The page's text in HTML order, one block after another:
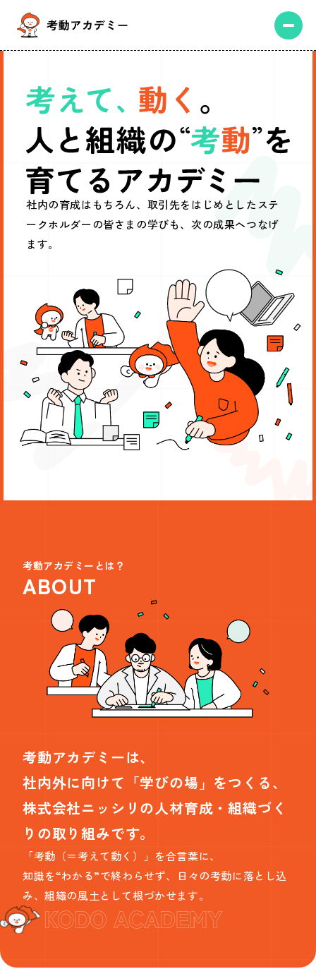
社内の育成はもちろん、取引先をはじめとしたステ
ークホルダーの皆さまの学びも、次の成果へつなげ
ます。
考動アカデミーとは？
ABOUT
考動アカデミーは、
社内外に向けて「学びの場」をつくる、
株式会社ニッシリの人材育成・組織づく
りの取り組みです。
「考動（＝考えて動く）」を合言葉に、
知識を“わかる”で終わらせず、日々の考動に落とし込
み、組織の風土として根づかせます。